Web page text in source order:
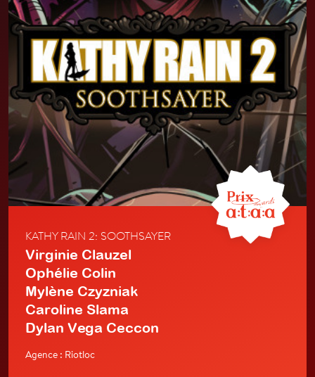
KATHY RAIN 2: SOOTHSAYER
Virginie Clauzel
Ophélie Colin
Mylène Czyzniak
Caroline Slama
Dylan Vega Ceccon
Agence : Riotloc